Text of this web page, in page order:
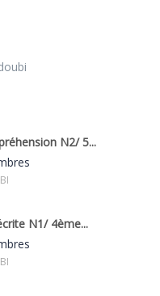
N2/ 5...
N1/ 4ème...